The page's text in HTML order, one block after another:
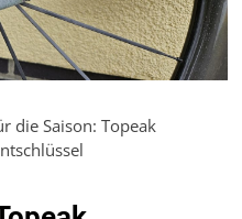
die Saison: Topeak